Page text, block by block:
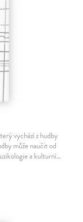
vychází z hudby
může naučit od
a kulturní…